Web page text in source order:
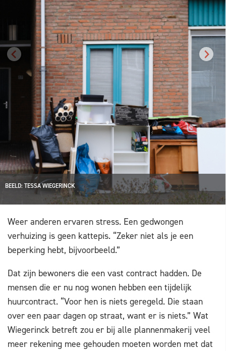
BEELD: TESSA WIEGERINCK
Weer anderen ervaren stress. Een gedwongen
verhuizing is geen kattepis. “Zeker niet als je een
beperking hebt, bijvoorbeeld.”
Dat zijn bewoners die een vast contract hadden. De
mensen die er nu nog wonen hebben een tijdelijk
huurcontract. “Voor hen is niets geregeld. Die staan
over een paar dagen op straat, want er is niets.” Wat
Wiegerinck betreft zou er bij alle plannenmakerij veel
meer rekening mee gehouden moeten worden met dat